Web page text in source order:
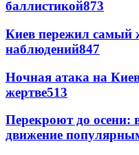
баллистикой873
Киев пережил самый
наблюдений847
Ночная атака на
жертве513
Перекроют до осени:
движение